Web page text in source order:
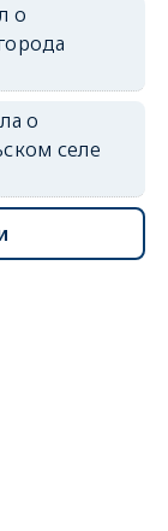
о
о
селе